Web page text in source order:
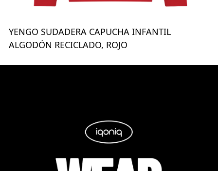
YENGO SUDADERA CAPUCHA INFANTIL
ALGODÓN RECICLADO, ROJO